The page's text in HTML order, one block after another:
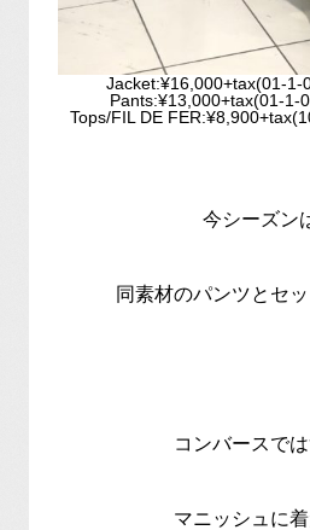
Jacket:¥16,000+tax(01-1-
Pants:¥13,000+tax(01-1-
Tops/FIL DE
今シーズン
同素材のパンツとセッ
コンバースで
マニッシュに